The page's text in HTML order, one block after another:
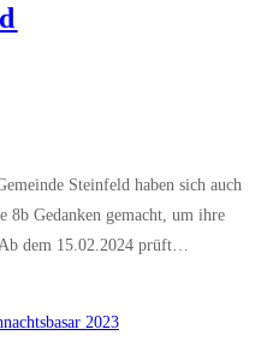
Steinfeld haben sich auch
8b Gedanken gemacht, um ihre
dem 15.02.2024 prüft…